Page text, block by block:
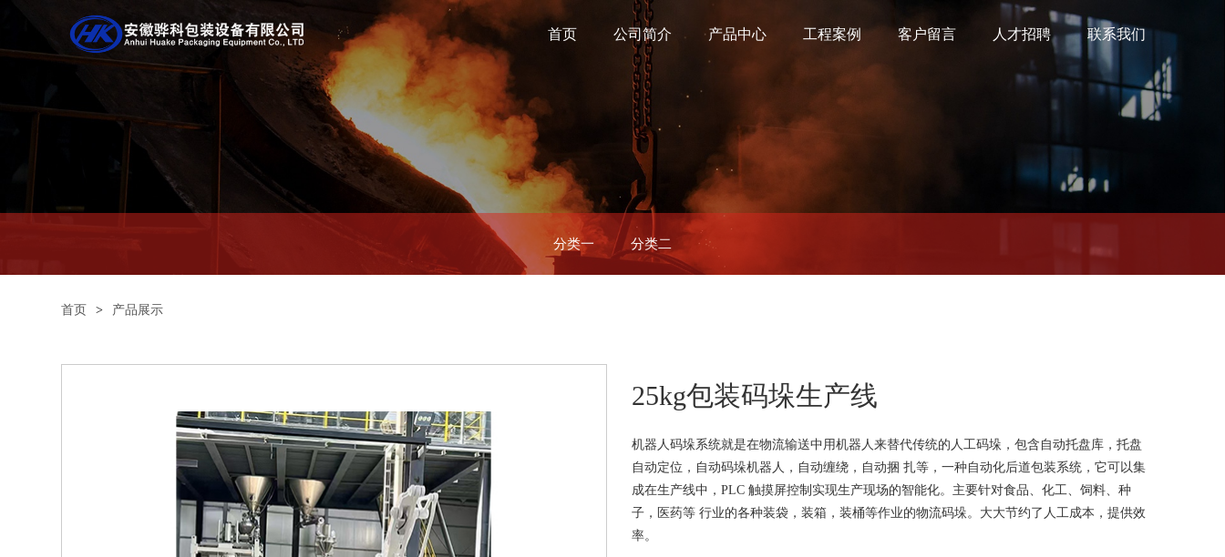
首页 公司简介 产品中心 工程案例 客户留言 人才招聘 联系我们
分类一 分类二
首页 > 产品展示
25kg包装码垛生产线
机器人码垛系统就是在物流输送中用机器人来替代传统的人工码垛，包含自动托盘库，托盘
自动定位，自动码垛机器人，自动缠绕，自动捆 扎等，一种自动化后道包装系统，它可以集
成在生产线中，PLC 触摸屏控制实现生产现场的智能化。主要针对食品、化工、饲料、种
子，医药等 行业的各种装袋，装箱，装桶等作业的物流码垛。大大节约了人工成本，提供效
率。